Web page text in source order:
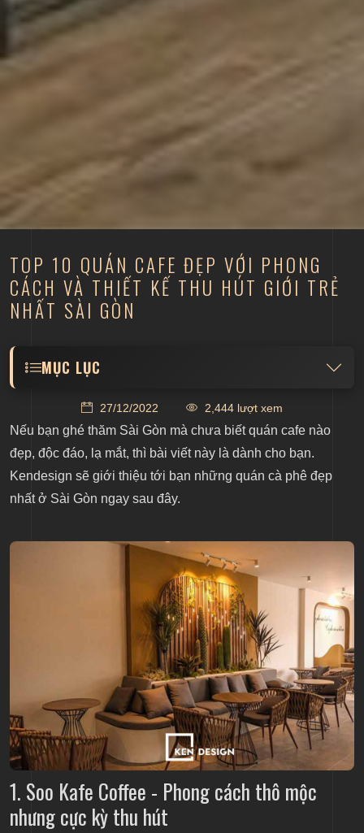
TOP 10 QUÁN CAFE ĐẸP VỚI PHONG
CÁCH VÀ THIẾT KẾ THU HÚT GIỚI TRẺ
NHẤT SÀI GÒN
MỤC LỤC
cực kỳ thu hút
Sắc xanh tô điểm không gian bên ngoài
Giới thiệu về Cafe Runam D’or
Cafe Runam D’or như Paris thơ mộng
Giao thoa nét Á nét Âu trong thiết kế
3. Tiệm Cafe Mùa Hè
Cảm hứng được lấy từ phim “Nhắm mắt thấy mùa
hè”
4. 11:11 Cafe
Không gian quán cà phê đẹp xinh này
Không gian của 11:11 Cafe không hề tù túng
27/12/2022 2,444 lượt xem
Nếu bạn ghé thăm Sài Gòn mà chưa biết quán cafe nào
đẹp, độc đáo, lạ mắt, thì bài viết này là dành cho bạn.
Kendesign sẽ giới thiệu tới bạn những quán cà phê đẹp
nhất ở Sài Gòn ngay sau đây.
1. Soo Kafe Coffee - Phong cách thô mộc
nhưng cực kỳ thu hút